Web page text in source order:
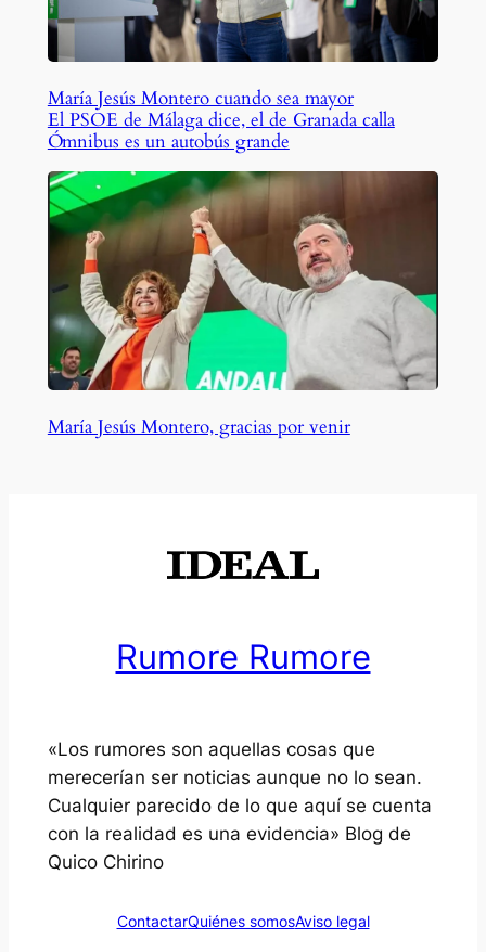
María Jesús Montero cuando sea mayor
El PSOE de Málaga dice, el de Granada calla
Ómnibus es un autobús grande
María Jesús Montero, gracias por venir
Rumore Rumore
«Los rumores son aquellas cosas que
merecerían ser noticias aunque no lo sean.
Cualquier parecido de lo que aquí se cuenta
con la realidad es una evidencia» Blog de
Quico Chirino
ContactarQuiénes somosAviso legal